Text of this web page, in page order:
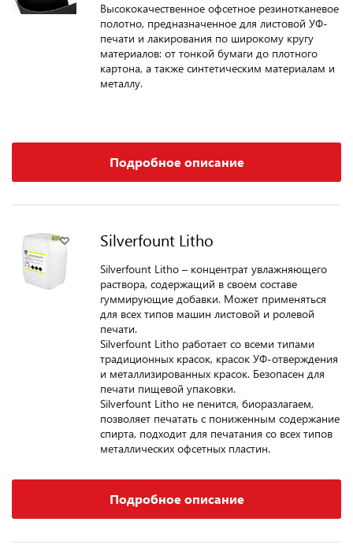
Высококачественное офсетное резинотканевое
полотно, предназначенное для листовой УФ-
печати и лакирования по широкому кругу
материалов: от тонкой бумаги до плотного
картона, а также синтетическим материалам и
металлу.
Подробное описание
Silverfount Litho
Silverfount Litho – концентрат увлажняющего
раствора, содержащий в своем составе
гуммирующие добавки. Может применяться
для всех типов машин листовой и ролевой
печати.
Silverfount Litho работает со всеми типами
традиционных красок, красок УФ-отверждения
и металлизированных красок. Безопасен для
печати пищевой упаковки.
Silverfount Litho не пенится, биоразлагаем,
позволяет печатать с пониженным содержание
спирта, подходит для печатания со всех типов
металлических офсетных пластин.
Подробное описание